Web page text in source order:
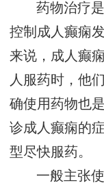
药物治疗
控制成人癫痫
来说，成人癫
人服药时，他
确使用药物也
诊成人癫痫的
型尽快服药。
一般主张